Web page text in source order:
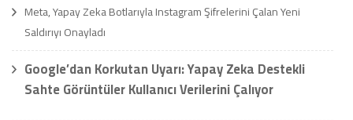
Meta, Yapay Zeka Botlarıyla Instagram Şifrelerini Çalan Yeni
Saldırıyı Onayladı
Google’dan Korkutan Uyarı: Yapay Zeka Destekli
Sahte Görüntüler Kullanıcı Verilerini Çalıyor